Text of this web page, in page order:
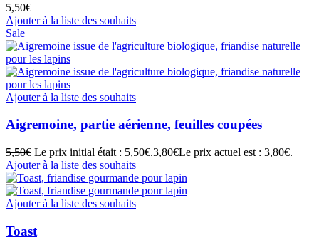
5,50€
Ajouter à la liste des souhaits
Sale
Ajouter à la liste des souhaits
Aigremoine, partie aérienne, feuilles coupées
5,50€ Le prix initial était : 5,50€.3,80€Le prix actuel est : 3,80€.
Ajouter à la liste des souhaits
Ajouter à la liste des souhaits
Toast